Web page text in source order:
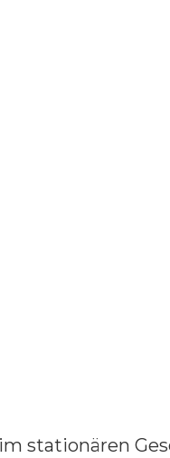
stationären